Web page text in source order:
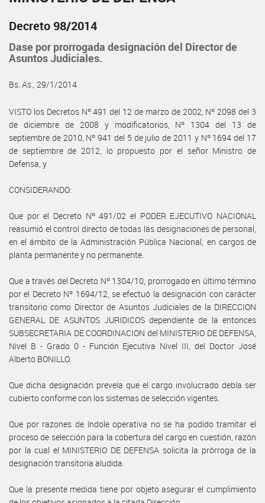
Decreto 98/2014
Dase por prorrogada designación del Director de
Asuntos Judiciales.
Bs. As., 29/1/2014
VISTO los Decretos Nº 491 del 12 de marzo de 2002, Nº 2098 del 3
de diciembre de 2008 y modificatorios, Nº 1304 del 13 de
septiembre de 2010, Nº 941 del 5 de julio de 2011 y Nº 1694 del 17
de septiembre de 2012, lo propuesto por el señor Ministro de
Defensa, y
CONSIDERANDO:
Que por el Decreto Nº 491/02 el PODER EJECUTIVO NACIONAL
reasumió el control directo de todas las designaciones de personal,
en el ámbito de la Administración Pública Nacional, en cargos de
planta permanente y no permanente.
Que a través del Decreto Nº 1304/10, prorrogado en último término
por el Decreto Nº 1694/12, se efectuó la designación con carácter
transitorio como Director de Asuntos Judiciales de la DIRECCION
GENERAL DE ASUNTOS JURIDICOS dependiente de la entonces
SUBSECRETARIA DE COORDINACION del MINISTERIO DE DEFENSA,
Nivel B - Grado 0 - Función Ejecutiva Nivel III, del Doctor José
Alberto BONILLO.
Que dicha designación preveía que el cargo involucrado debía ser
cubierto conforme con los sistemas de selección vigentes.
Que por razones de índole operativa no se ha podido tramitar el
proceso de selección para la cobertura del cargo en cuestión, razón
por la cual el MINISTERIO DE DEFENSA solicita la prórroga de la
designación transitoria aludida.
Que la presente medida tiene por objeto asegurar el cumplimiento